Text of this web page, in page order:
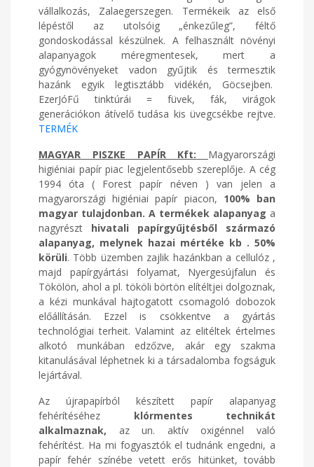
vállalkozás, Zalaegerszegen. Termékeik az első
lépéstől az utolsóig „énkezűleg”, féltő
gondoskodással készülnek. A felhasznált növényi
alapanyagok méregmentesek, mert a
gyógynövényeket vadon gyűjtik és termesztik
hazánk egyik legtisztább vidékén, Göcsejben.
EzerJóFű tinktúrái = füvek, fák, virágok
generációkon átívelő tudása kis üvegcsékbe rejtve.
TERMÉK
MAGYAR PISZKE PAPÍR Kft:
Magyarországi
higiéniai papír piac legjelentősebb szereplője. A cég
1994 óta ( Forest papír néven ) van jelen a
magyarországi higiéniai papír piacon, 100% ban
magyar tulajdonban. A termékek alapanyag a
nagyrészt hivatali papírgyűjtésből származó
alapanyag, melynek hazai mértéke kb . 50%
körüli. Több üzemben zajlik hazánkban a cellulóz ,
majd papírgyártási folyamat, Nyergesújfalun és
Tökölön, ahol a pl. tököli börtön elítéltjei dolgoznak,
a kézi munkával hajtogatott csomagoló dobozok
előállításán. Ezzel is csökkentve a gyártás
technológiai terheit. Valamint az elitéltek értelmes
alkotó munkában edzőzve, akár egy szakma
kitanulásával léphetnek ki a társadalomba fogságuk
lejártával.
Az újrapapírból készített papír alapanyag
fehérítéséhez klórmentes technikát
alkalmaznak, az un. aktív oxigénnel való
fehérítést. Ha mi fogyasztók el tudnánk engedni, a
papír fehér színébe vetett erős hitünket, tovább